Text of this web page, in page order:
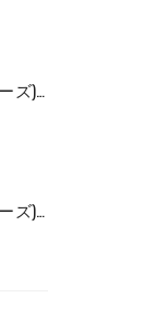
船橋株式会社C's(シーズ)商品輸送なら私たちにお任せください！お取引先様との交流を深めました！
船橋株式会社C's(シーズ)商品輸送なら私たちにお任せください！